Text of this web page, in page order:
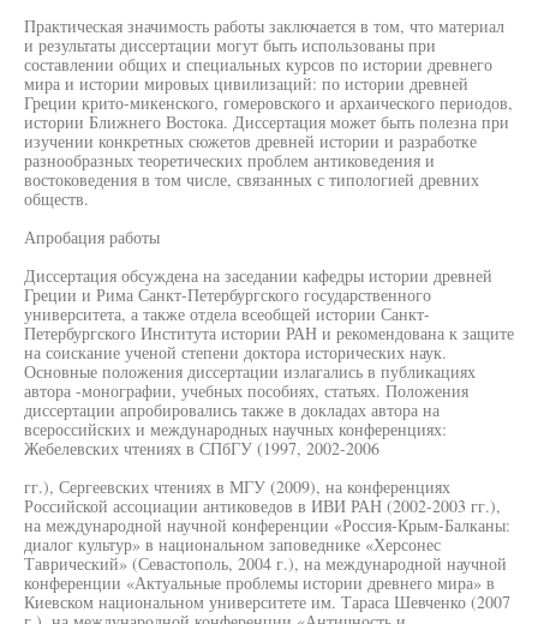
Практическая значимость работы заключается в том, что материал
и результаты диссертации могут быть использованы при
составлении общих и специальных курсов по истории древнего
мира и истории мировых цивилизаций: по истории древней
Греции крито-микенского, гомеровского и архаического периодов,
истории Ближнего Востока. Диссертация может быть полезна при
изучении конкретных сюжетов древней истории и разработке
разнообразных теоретических проблем антиковедения и
востоковедения в том числе, связанных с типологией древних
обществ.
Апробация работы
Диссертация обсуждена на заседании кафедры истории древней
Греции и Рима Санкт-Петербургского государственного
университета, а также отдела всеобщей истории Санкт-
Петербургского Института истории РАН и рекомендована к защите
на соискание ученой степени доктора исторических наук.
Основные положения диссертации излагались в публикациях
автора -монографии, учебных пособиях, статьях. Положения
диссертации апробировались также в докладах автора на
всероссийских и международных научных конференциях:
Жебелевских чтениях в СПбГУ (1997, 2002-2006
гг.), Сергеевских чтениях в МГУ (2009), на конференциях
Российской ассоциации антиковедов в ИВИ РАН (2002-2003 гг.),
на международной научной конференции «Россия-Крым-Балканы:
диалог культур» в национальном заповеднике «Херсонес
Таврический» (Севастополь, 2004 г.), на международной научной
конференции «Актуальные проблемы истории древнего мира» в
Киевском национальном университете им. Тараса Шевченко (2007